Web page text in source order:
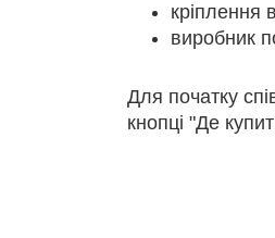
кріплення
виробник
Для початку
кнопці "Де